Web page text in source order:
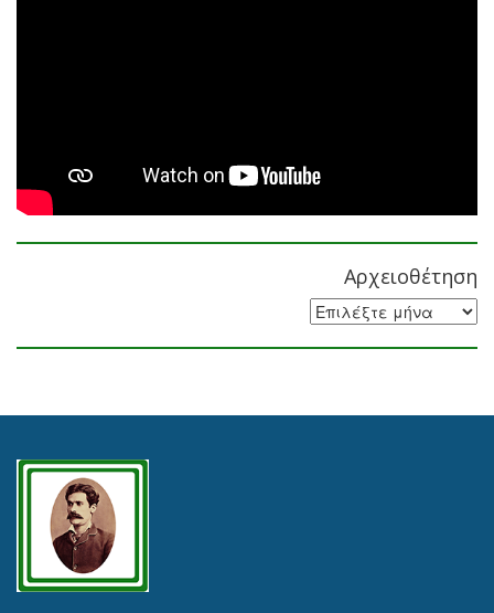
Αρχειοθέτηση
Αρχειοθέτηση